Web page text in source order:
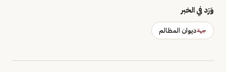
وَرَد في الخبر
جهةديوان المظالم